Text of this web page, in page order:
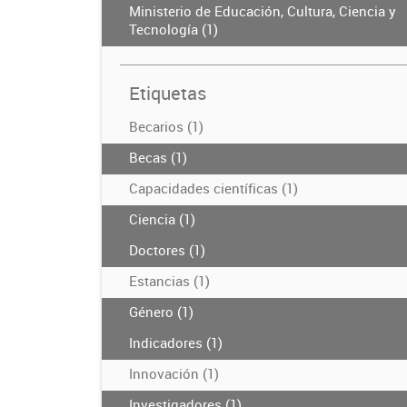
Ministerio de Educación, Cultura, Ciencia y
Tecnología (1)
Etiquetas
Becarios (1)
Becas (1)
Capacidades científicas (1)
Ciencia (1)
Doctores (1)
Estancias (1)
Género (1)
Indicadores (1)
Innovación (1)